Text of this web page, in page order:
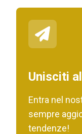
Unisciti
Entra nel
sempre
tendenze!